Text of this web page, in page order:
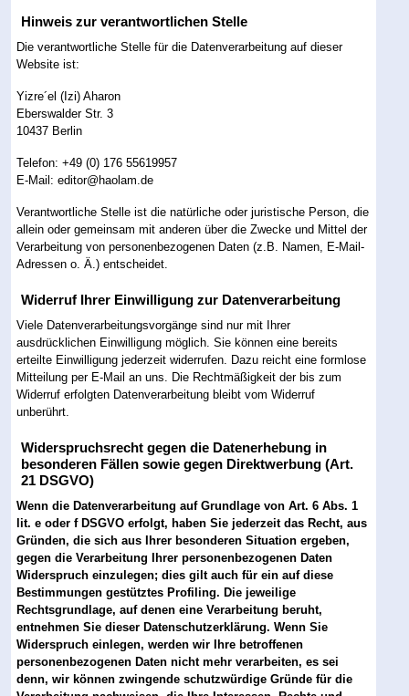
Hinweis zur verantwortlichen Stelle
Die verantwortliche Stelle für die Datenverarbeitung auf dieser
Website ist:
Yizre´el (Izi) Aharon
Eberswalder Str. 3
10437 Berlin
Telefon: +49 (0) 176 55619957
E-Mail: editor@haolam.de
Verantwortliche Stelle ist die natürliche oder juristische Person, die
allein oder gemeinsam mit anderen über die Zwecke und Mittel der
Verarbeitung von personenbezogenen Daten (z.B. Namen, E-Mail-
Adressen o. Ä.) entscheidet.
Widerruf Ihrer Einwilligung zur Datenverarbeitung
Viele Datenverarbeitungsvorgänge sind nur mit Ihrer
ausdrücklichen Einwilligung möglich. Sie können eine bereits
erteilte Einwilligung jederzeit widerrufen. Dazu reicht eine formlose
Mitteilung per E-Mail an uns. Die Rechtmäßigkeit der bis zum
Widerruf erfolgten Datenverarbeitung bleibt vom Widerruf
unberührt.
Widerspruchsrecht gegen die Datenerhebung in
besonderen Fällen sowie gegen Direktwerbung (Art.
21 DSGVO)
Wenn die Datenverarbeitung auf Grundlage von Art. 6 Abs. 1
lit. e oder f DSGVO erfolgt, haben Sie jederzeit das Recht, aus
Gründen, die sich aus Ihrer besonderen Situation ergeben,
gegen die Verarbeitung Ihrer personenbezogenen Daten
Widerspruch einzulegen; dies gilt auch für ein auf diese
Bestimmungen gestütztes Profiling. Die jeweilige
Rechtsgrundlage, auf denen eine Verarbeitung beruht,
entnehmen Sie dieser Datenschutzerklärung. Wenn Sie
Widerspruch einlegen, werden wir Ihre betroffenen
personenbezogenen Daten nicht mehr verarbeiten, es sei
denn, wir können zwingende schutzwürdige Gründe für die